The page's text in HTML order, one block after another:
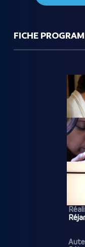
FICHE